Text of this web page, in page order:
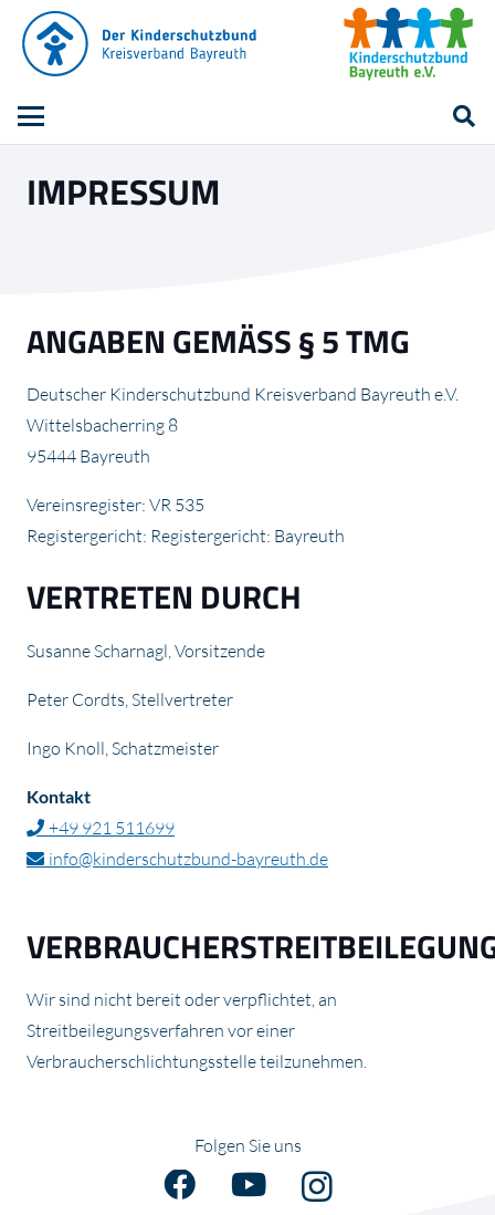
IMPRESSUM
ANGABEN GEMÄSS § 5 TMG
Deutscher Kinderschutzbund Kreisverband Bayreuth e.V.
Wittelsbacherring 8
95444 Bayreuth
Vereinsregister: VR 535
Registergericht: Registergericht: Bayreuth
VERTRETEN DURCH
Susanne Scharnagl, Vorsitzende
Peter Cordts, Stellvertreter
Ingo Knoll, Schatzmeister
Kontakt
+49 921 511699
info@kinderschutzbund-bayreuth.de
Wir sind nicht bereit oder verpflichtet, an
Streitbeilegungsverfahren vor einer
Verbraucherschlichtungsstelle teilzunehmen.
Folgen Sie uns